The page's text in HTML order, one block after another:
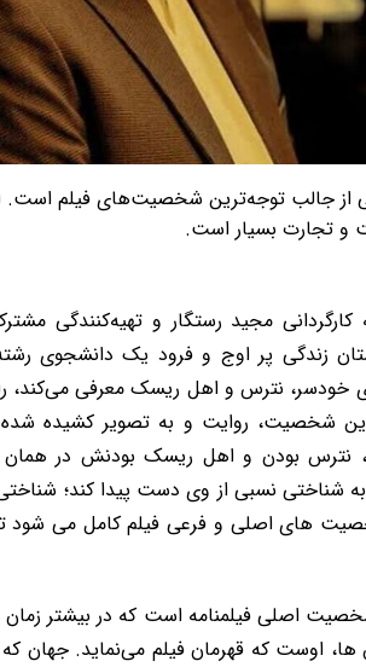
از جالب توجه‌ترین شخصیت‌های فیلم
و تجارت بسیار است.
به کارگردانی مجید رستگار و تهیه‌کنندگی
زندگی پر اوج و فرود یک دانشجوی
خودسر، نترس و اهل ریسک معرفی می‌کند،
شخصیت، روایت و به تصویر کشیده
نترس بودن و اهل ریسک بودنش در همان
شناختی نسبی از وی دست پیدا کند؛
های اصلی و فرعی فیلم کامل می شود
اصلی فیلمنامه است که در بیشتر
اوست که قهرمان فیلم می‌نماید. جهان